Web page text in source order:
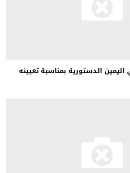
الدستورية بمناسبة تعيينه